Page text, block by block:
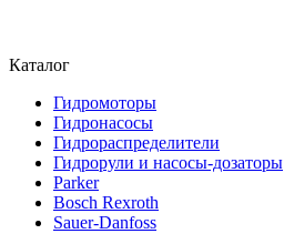
Каталог
Гидромоторы
Гидронасосы
Гидрораспределители
Гидрорули и насосы-дозаторы
Parker
Bosch Rexroth
Sauer-Danfoss